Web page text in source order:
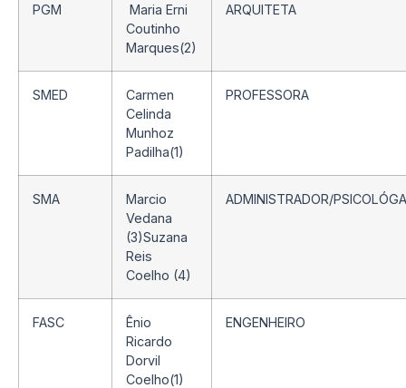
PGM
Maria Erni
Coutinho
Marques(2)
ARQUITETA
SMED
Carmen
Celinda
Munhoz
Padilha(1)
PROFESSORA
SMA
Marcio
Vedana
(3)Suzana
Reis
Coelho (4)
ADMINISTRADOR/PSICOLÓGA
FASC
Ênio
Ricardo
Dorvil
Coelho(1)
ENGENHEIRO